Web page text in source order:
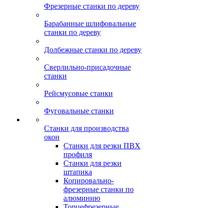
Фрезерные станки по дереву
Барабанные шлифовальные
станки по дереву
Долбежные станки по дереву
Сверлильно-присадочные
станки
Рейсмусовые станки
Фуговальные станки
Станки для производства
окон
Станки для резки ПВХ
профиля
Станки для резки
штапика
Копировально-
фрезерные станки по
алюминию